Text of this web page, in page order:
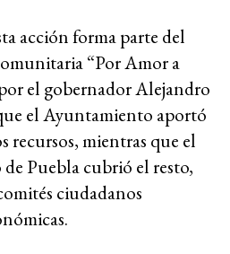
acción forma parte del
“Por Amor a
el gobernador Alejandro
el Ayuntamiento aportó
recursos, mientras que el
Puebla cubrió el resto,
ciudadanos